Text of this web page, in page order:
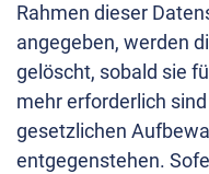
Rahmen dieser
angegeben, werden
gelöscht, sobald sie
mehr erforderlich
gesetzlichen
entgegenstehen.